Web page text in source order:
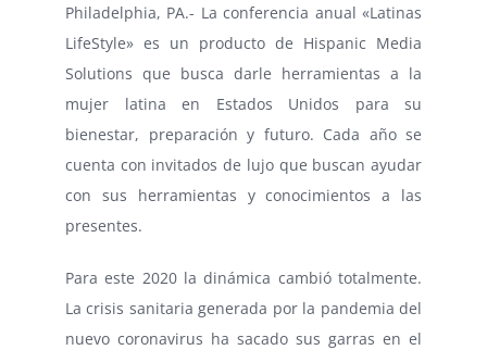
Philadelphia, PA.- La conferencia anual «Latinas
LifeStyle» es un producto de Hispanic Media
Solutions que busca darle herramientas a la
mujer latina en Estados Unidos para su
bienestar, preparación y futuro. Cada año se
cuenta con invitados de lujo que buscan ayudar
con sus herramientas y conocimientos a las
presentes.
Para este 2020 la dinámica cambió totalmente.
La crisis sanitaria generada por la pandemia del
nuevo coronavirus ha sacado sus garras en el